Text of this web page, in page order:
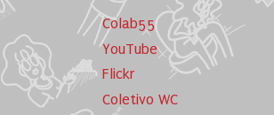
Colab55
YouTube
Flickr
Coletivo WC